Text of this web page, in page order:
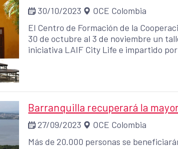
30/10/2023
OCE Colombia
El Centro de Formación de la
30 de octubre al 3 de noviembre un
iniciativa LAIF City Life e impartido
Barranquilla recuperará la
27/09/2023
OCE Colombia
Más de 20.000 personas se